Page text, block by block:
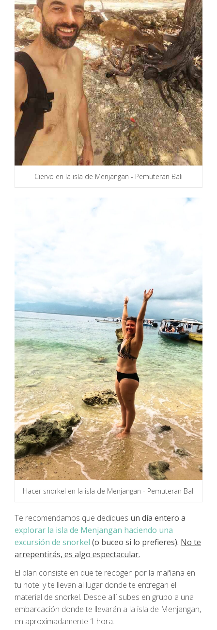
Ciervo en la isla de Menjangan - Pemuteran Bali
Hacer snorkel en la isla de Menjangan - Pemuteran Bali
Te recomendamos que dediques un día entero a
explorar la isla de Menjangan haciendo una
excursión de snorkel (o buceo si lo prefieres). No te
arrepentirás, es algo espectacular.
El plan consiste en que te recogen por la mañana en
tu hotel y te llevan al lugar donde te entregan el
material de snorkel. Desde allí subes en grupo a una
embarcación donde te llevarán a la isla de Menjangan,
en aproximadamente 1 hora.